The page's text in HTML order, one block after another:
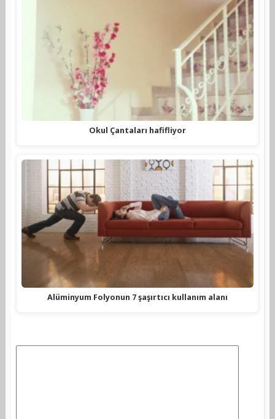
Okul Çantaları hafifliyor
Alüminyum Folyonun 7 şaşırtıcı kullanım alanı